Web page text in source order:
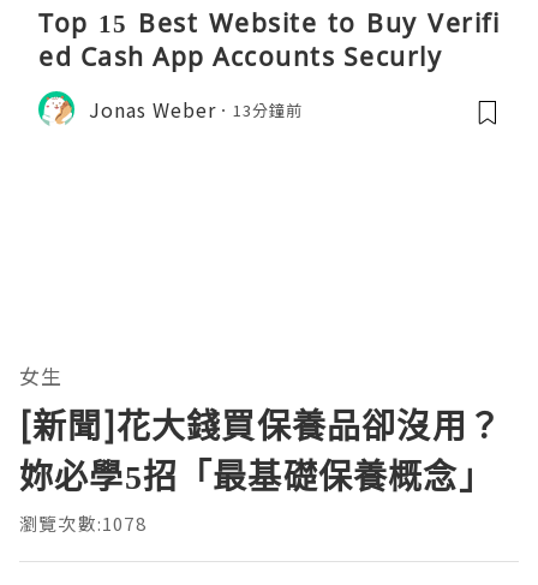
Top 15 Best Website to Buy Verifi
ed Cash App Accounts Securly
Jonas Weber 13分鐘前
女生
[新聞]花大錢買保養品卻沒用？
妳必學5招「最基礎保養概念」
瀏覽次數:1078